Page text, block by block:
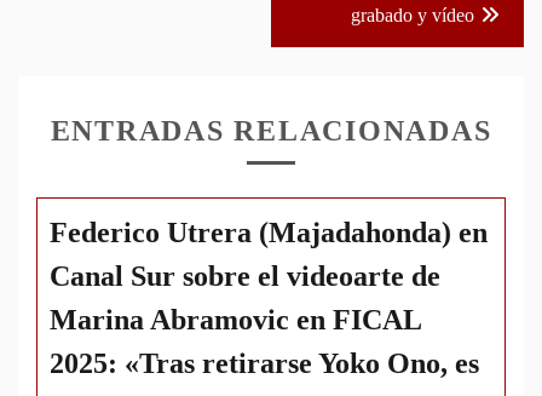
grabado y vídeo
ENTRADAS RELACIONADAS
Federico Utrera (Majadahonda) en
Canal Sur sobre el videoarte de
Marina Abramovic en FICAL
2025: «Tras retirarse Yoko Ono, es